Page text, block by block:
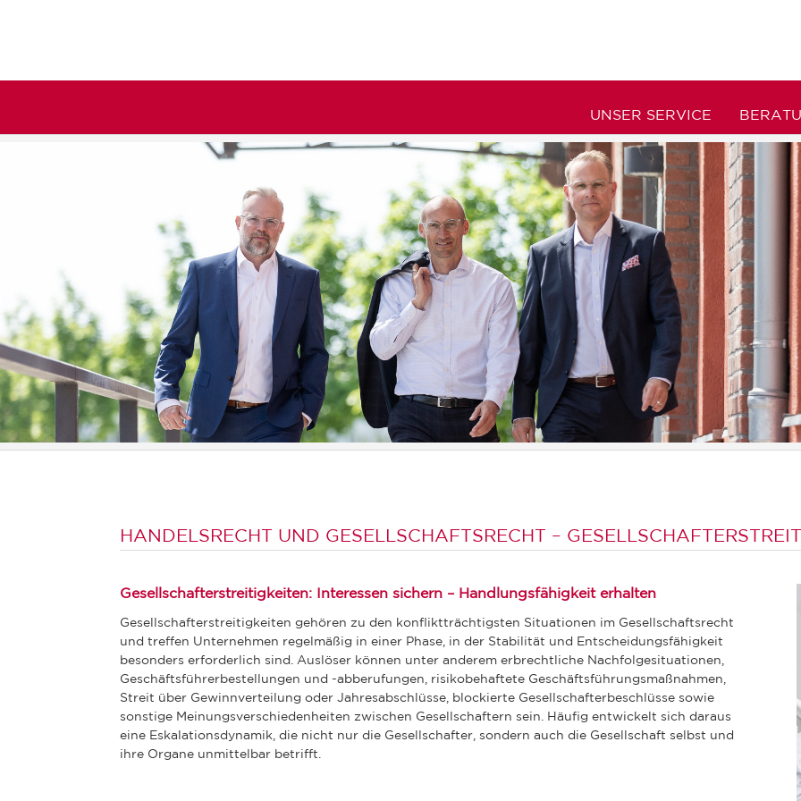
UNSER SERVICE
HANDELSRECHT UND GESELLSCHAFTSRECHT –
Gesellschafterstreitigkeiten: Interessen sichern – Handlungsfähigkeit erhalten
Gesellschafterstreitigkeiten gehören zu den konfliktträchtigsten Situationen im Gesellschaftsrecht
und treffen Unternehmen regelmäßig in einer Phase, in der Stabilität und Entscheidungsfähigkeit
besonders erforderlich sind. Auslöser können unter anderem erbrechtliche Nachfolgesituationen,
Geschäftsführerbestellungen und -abberufungen, risikobehaftete Geschäftsführungsmaßnahmen,
Streit über Gewinnverteilung oder Jahresabschlüsse, blockierte Gesellschafterbeschlüsse sowie
sonstige Meinungsverschiedenheiten zwischen Gesellschaftern sein. Häufig entwickelt sich daraus
eine Eskalationsdynamik, die nicht nur die Gesellschafter, sondern auch die Gesellschaft selbst und
ihre Organe unmittelbar betrifft.